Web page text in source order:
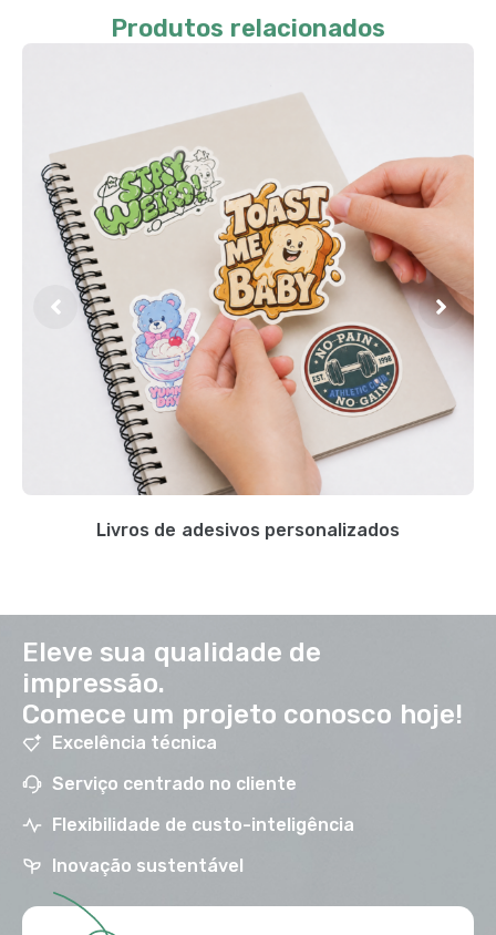
Produtos relacionados
Livros de adesivos personalizados
Eleve sua qualidade de
impressão.
Comece um projeto conosco hoje!
Excelência técnica
Serviço centrado no cliente
Flexibilidade de custo-inteligência
Inovação sustentável